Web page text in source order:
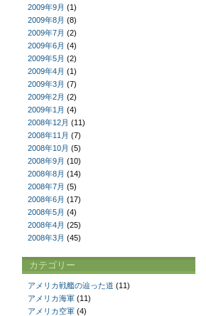
2009年9月 (1)
2009年8月 (8)
2009年7月 (2)
2009年6月 (4)
2009年5月 (2)
2009年4月 (1)
2009年3月 (7)
2009年2月 (2)
2009年1月 (4)
2008年12月 (11)
2008年11月 (7)
2008年10月 (5)
2008年9月 (10)
2008年8月 (14)
2008年7月 (5)
2008年6月 (17)
2008年5月 (4)
2008年4月 (25)
2008年3月 (45)
カテゴリー
アメリカ戦艦の辿った道 (11)
アメリカ海軍(11)
アメリカ空軍(4)